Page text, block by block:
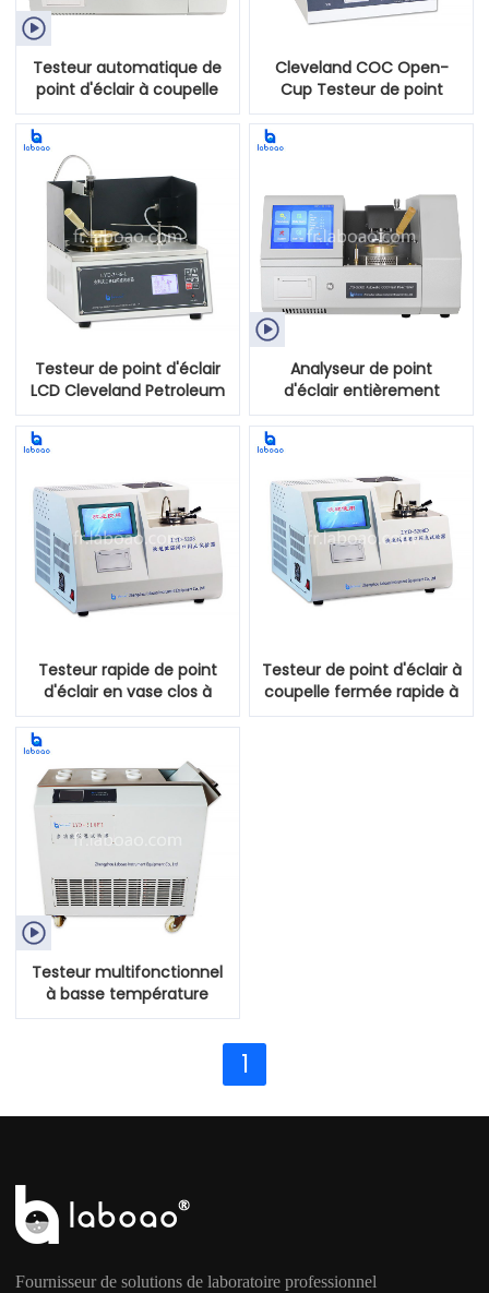

Testeur automatique de
point d'éclair à coupelle
fermée pour le pétrole et
Cleveland COC Open-
Cup Testeur de point
d'éclair pour laboratoire
Testeur de point d'éclair
LCD Cleveland Petroleum
Open-Cup

Analyseur de point
d'éclair entièrement
automatique Cleveland
Testeur rapide de point
d'éclair en vase clos à
basse température
Testeur de point d'éclair à
coupelle fermée rapide à
basse température pour

Testeur multifonctionnel
à basse température
1
Fournisseur de solutions de laboratoire professionnel